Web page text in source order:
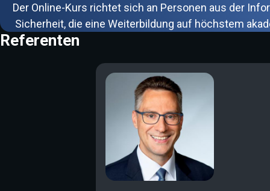
Der Online-Kurs richtet sich an Personen aus der
Sicherheit, die eine Weiterbildung auf höchstem
Referenten